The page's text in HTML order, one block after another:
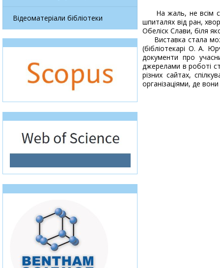
Відеоматеріали бібліотеки
На жаль, не всім
шпиталях від ран,
Обеліск Слави, біля
Виставка стала
(бібліотекарі О. А.
документи про
джерелами в роботі
різних сайтах,
організаціями, де